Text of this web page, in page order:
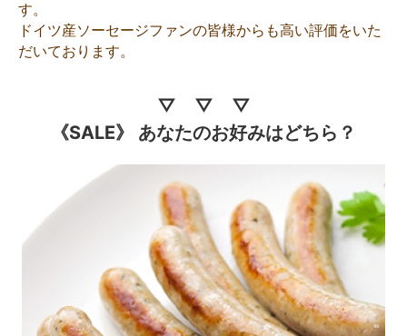
す。
ドイツ産ソーセージファンの皆様からも高い評価をいた
だいております。
▽ ▽ ▽
《SALE》 あなたのお好みはどちら？